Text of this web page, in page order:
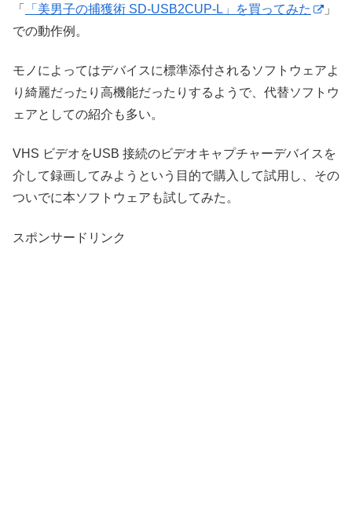
「 「美男子の捕獲術 SD-USB2CUP-L」を買ってみた
」
での動作例。
モノによってはデバイスに標準添付されるソフトウェアよ
り綺麗だったり高機能だったりするようで、代替ソフトウ
ェアとしての紹介も多い。
VHS ビデオをUSB 接続のビデオキャプチャーデバイスを
介して録画してみようという目的で購入して試用し、その
ついでに本ソフトウェアも試してみた。
スポンサードリンク